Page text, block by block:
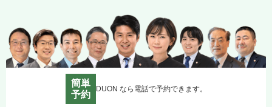
簡単
予約
DUON なら電話で予約できます。